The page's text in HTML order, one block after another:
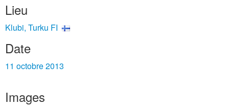
Lieu
Klubi, Turku FI
Date
11 octobre 2013
Images